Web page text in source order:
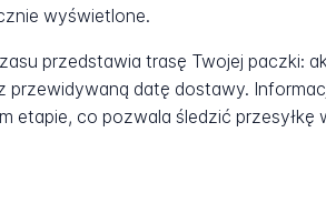
wyświetlone.
przedstawia trasę Twojej paczki:
przewidywaną datę dostawy.
etapie, co pozwala śledzić przesyłkę